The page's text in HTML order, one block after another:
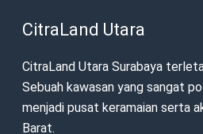
CitraLand Utara
CitraLand Utara Surabaya
Sebuah kawasan yang sangat
menjadi pusat keramaian serta
Barat.